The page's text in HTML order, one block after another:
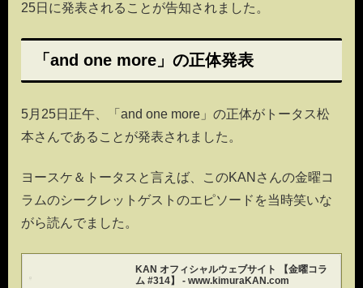
25日に発表されることが告知されました。
「and one more」の正体発表
5月25日正午、「and one more」の正体がトータス松
本さんであることが発表されました。
ヨースケ＆トータスと言えば、このKANさんの金曜コ
ラムのシークレットゲストのエピソードを当時笑いな
がら読んでました。
KAN オフィシャルウェブサイト 【金曜コラ
ム #314】 - www.kimuraKAN.com